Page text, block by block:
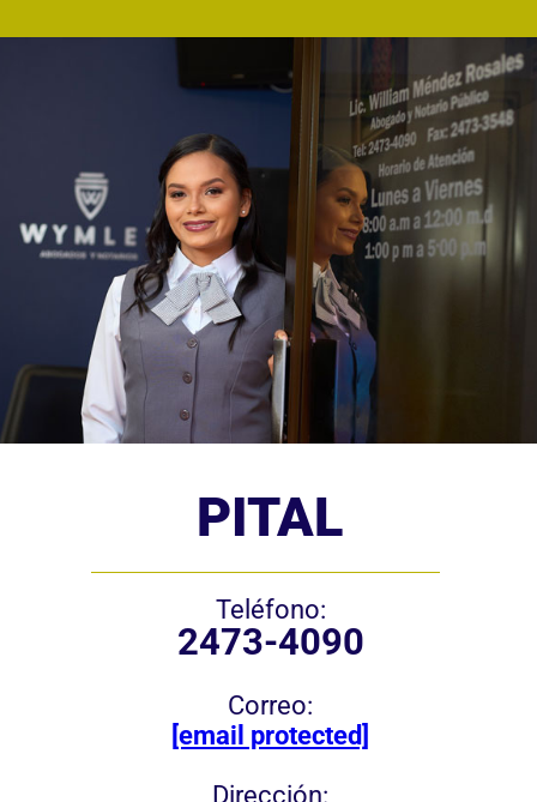
PITAL
Teléfono:
2473-4090
Correo:
[email protected]
Dirección:
Pital, San Carlos,
100 m oeste y 20 m sur
del templo católico
Contáctenos